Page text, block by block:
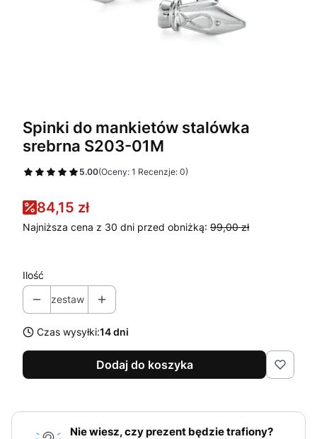
Spinki do mankietów stalówka
srebrna S203-01M
5.00(Oceny: 1 Recenzje: 0)
84,15 zł
Najniższa cena z 30 dni przed obniżką: 99,00 zł
Ilość
zestaw
Czas wysyłki:14 dni
Dodaj do koszyka
Nie wiesz, czy prezent będzie trafiony?